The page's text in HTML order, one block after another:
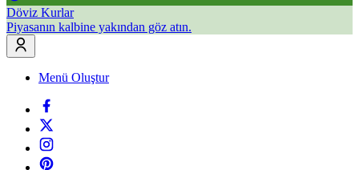
Döviz Kurlar
Piyasanın kalbine yakından göz atın.
Menü Oluştur